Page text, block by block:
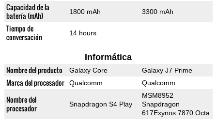
Capacidad de la
batería (mAh)
1800 mAh 3300 mAh
Tiempo de
conversación
14 hours
Informática
Nombre del producto Galaxy Core Galaxy J7 Prime
Marca del procesador Qualcomm Qualcomm
Nombre del
procesador
Snapdragon S4 Play
MSM8952
Snapdragon
617Exynos 7870 Octa